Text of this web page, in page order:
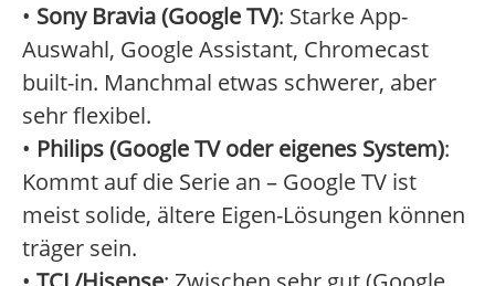
• Sony Bravia (Google TV): Starke App-
Auswahl, Google Assistant, Chromecast
built-in. Manchmal etwas schwerer, aber
sehr flexibel.
• Philips (Google TV oder eigenes System):
Kommt auf die Serie an – Google TV ist
meist solide, ältere Eigen-Lösungen können
träger sein.